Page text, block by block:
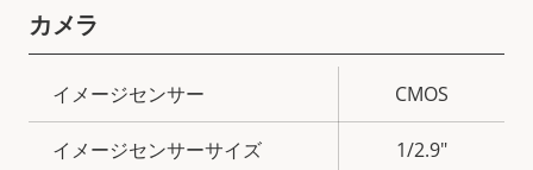
カメラ
プ
ロ
パ
プ
ロ
イメージセンサー CMOS
イメージセンサーサイズ 1/2.9"